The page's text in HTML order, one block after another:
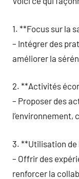
1. **Focus sur la
– Intégrer des
améliorer la
2. **Activités
– Proposer des
l’environnement,
3. **Utilisation
– Offrir des
renforcer la